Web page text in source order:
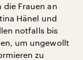
Frauen an
Hänel und
notfalls bis
um ungewollt
zu